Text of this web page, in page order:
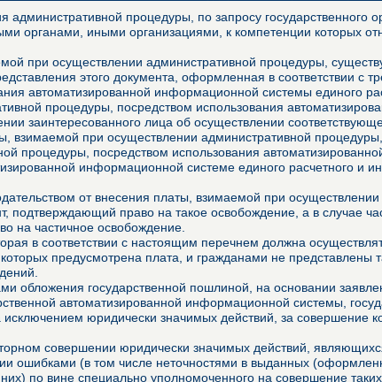
процедуры, по запросу государственного
органами, иными организациями, к компетенции которых
при осуществлении административной процедуры,
этого документа, оформленная в соответствии с
автоматизированной информационной системы единого
процедуры, посредством использования
заинтересованного лица об осуществлении
при осуществлении административной процедуры,
процедуры, посредством использования
информационной системе единого расчетного и
от внесения платы, взимаемой при
подтверждающий право на такое освобождение, а в случае
на частичное освобождение.
в соответствии с настоящим перечнем должна
предусмотрена плата, и гражданами не представлены
обложения государственной пошлиной, на основании
автоматизированной информационной системы,
исключением юридически значимых действий, за совершение
совершении юридически значимых действий,
ошибками (в том числе неточностями в выданных
по вине специально уполномоченного на совершение таких